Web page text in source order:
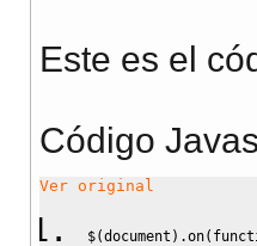
Este es el
Código
Ver original
$(document ) .on(